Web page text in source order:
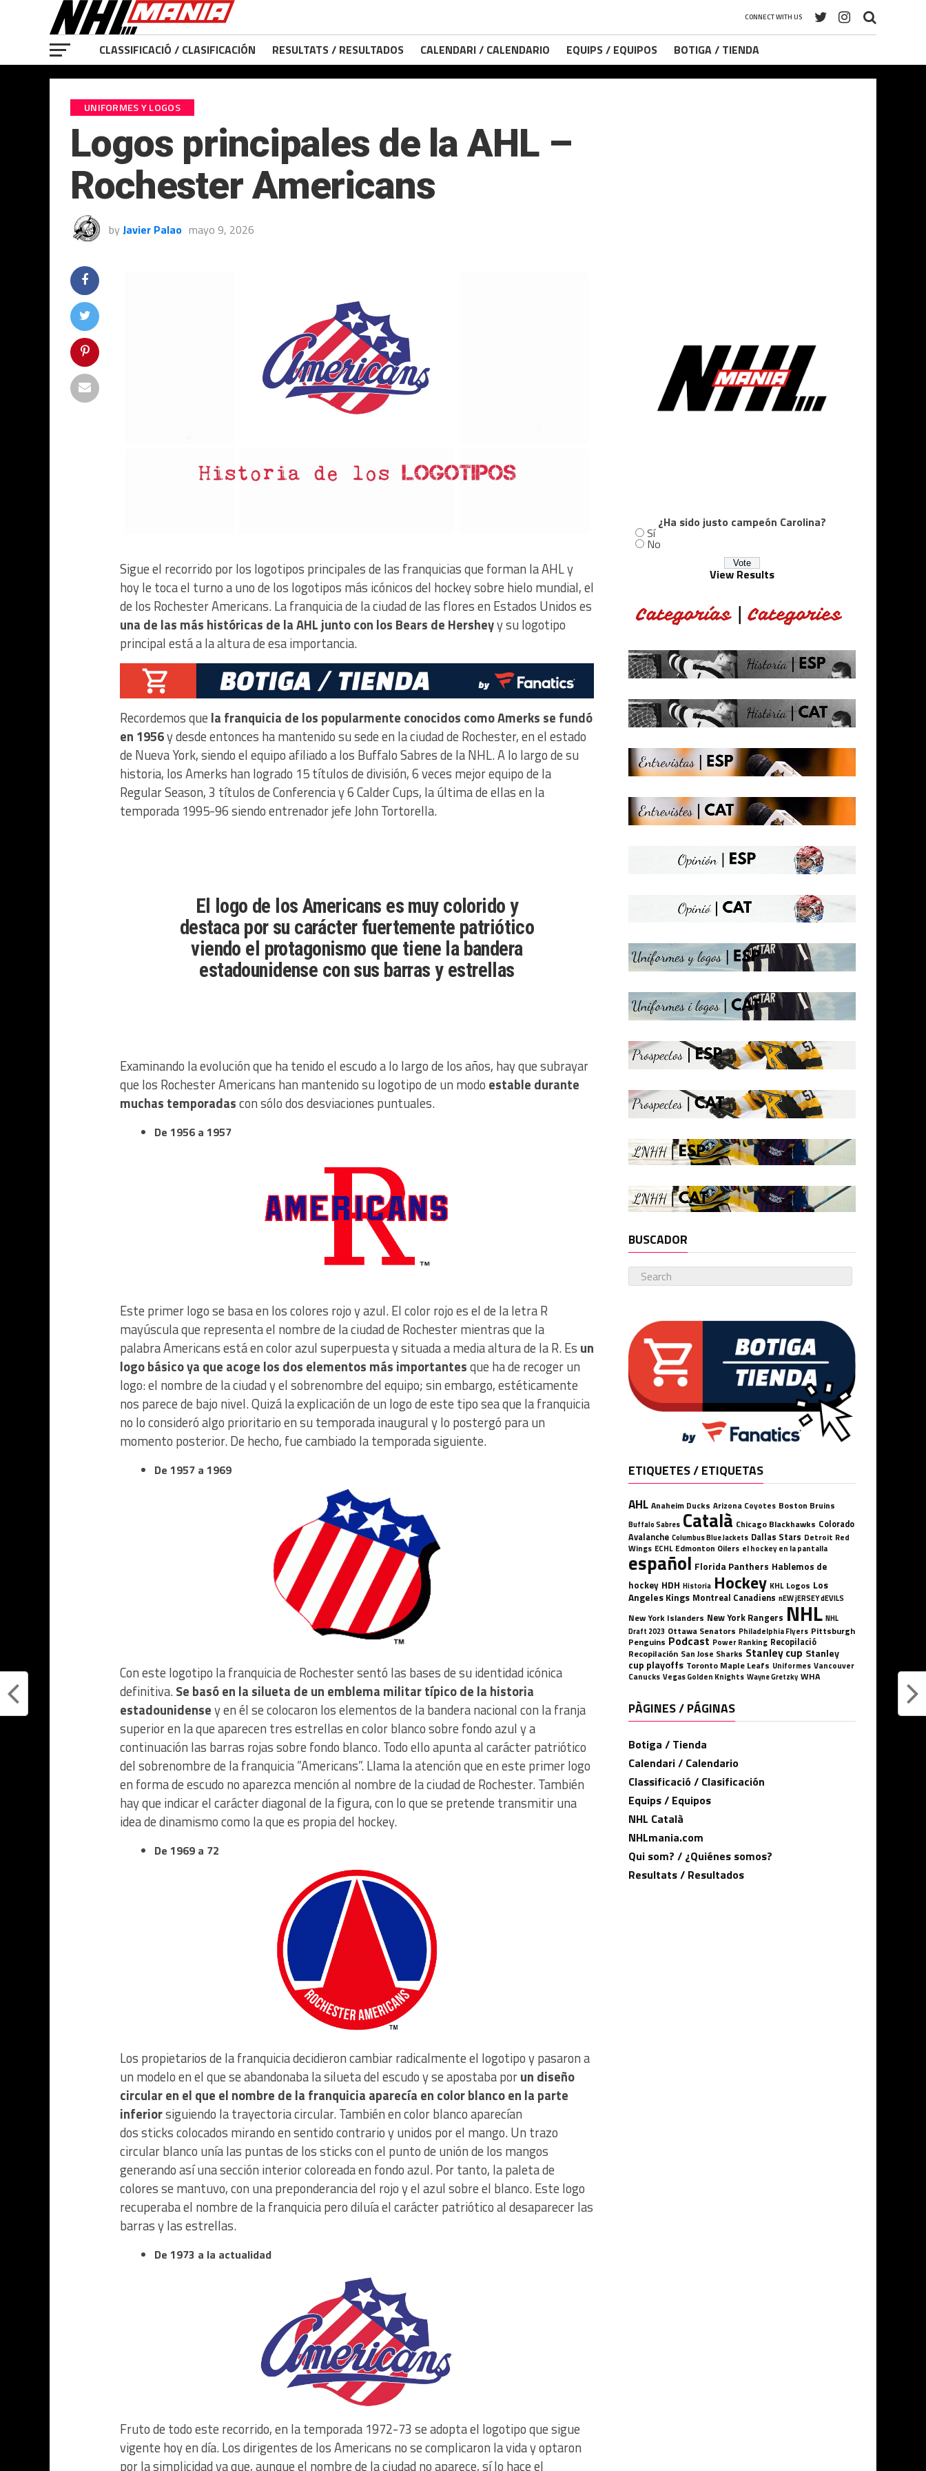
CONNECT WITH US
CLASSIFICACIÓ / CLASIFICACIÓN RESULTATS / RESULTADOS CALENDARI / CALENDARIO EQUIPS / EQUIPOS BOTIGA / TIENDA
UNIFORMES Y LOGOS
Logos principales de la AHL –
Rochester Americans
by Javier Palao mayo 9, 2026
Sigue el recorrido por los logotipos principales de las franquicias que forman la AHL y
hoy le toca el turno a uno de los logotipos más icónicos del hockey sobre hielo mundial, el
de los Rochester Americans. La franquicia de la ciudad de las flores en Estados Unidos es
una de las más históricas de la AHL junto con los Bears de Hersheyy su logotipo
principal está a la altura de esa importancia.
Recordemos que la franquicia de los popularmente conocidos como Amerks se fundó
en 1956y desde entonces ha mantenido su sede en la ciudad de Rochester, en el estado
de Nueva York, siendo el equipo afiliado a los Buffalo Sabres de la NHL. A lo largo de su
historia, los Amerks han logrado 15 títulos de división, 6 veces mejor equipo de la
Regular Season, 3 títulos de Conferencia y 6 Calder Cups, la última de ellas en la
temporada 1995-96 siendo entrenador jefe John Tortorella.
El logo de los Americans es muy colorido y
destaca por su carácter fuertemente patriótico
viendo el protagonismo que tiene la bandera
estadounidense con sus barras y estrellas
Examinando la evolución que ha tenido el escudo a lo largo de los años, hay que subrayar
que los Rochester Americans han mantenido su logotipo de un modo estable durante
muchas temporadascon sólo dos desviaciones puntuales.
De 1956 a 1957
Este primer logo se basa en los colores rojo y azul. El color rojo es el de la letra R
mayúscula que representa el nombre de la ciudad de Rochester mientras que la
palabra Americans está en color azul superpuesta y situada a media altura de la R. Es un
logo básico ya que acoge los dos elementos más importantesque ha de recoger un
logo: el nombre de la ciudad y el sobrenombre del equipo; sin embargo, estéticamente
nos parece de bajo nivel. Quizá la explicación de un logo de este tipo sea que la franquicia
no lo consideró algo prioritario en su temporada inaugural y lo postergó para un
momento posterior. De hecho, fue cambiado la temporada siguiente.
De 1957 a 1969
Con este logotipo la franquicia de Rochester sentó las bases de su identidad icónica
definitiva.Se basó en la silueta de un emblema militar típico de la historia
estadounidensey en él se colocaron los elementos de la bandera nacional con la franja
superior en la que aparecen tres estrellas en color blanco sobre fondo azul y a
continuación las barras rojas sobre fondo blanco. Todo ello apunta al carácter patriótico
del sobrenombre de la franquicia ”Americans”. Llama la atención que en este primer logo
en forma de escudo no aparezca mención al nombre de la ciudad de Rochester. También
hay que indicar el carácter diagonal de la figura, con lo que se pretende transmitir una
idea de dinamismo como la que es propia del hockey.
De 1969 a 72
Los propietarios de la franquicia decidieron cambiar radicalmente el logotipo y pasaron a
un modelo en el que se abandonaba la silueta del escudo y se apostaba porun diseño
circular en el que el nombre de la franquicia aparecía en color blanco en la parte
inferiorsiguiendo la trayectoria circular. También en color blanco aparecían
dos sticks colocados mirando en sentido contrario y unidos por el mango. Un trazo
circular blanco unía las puntas de los sticks con el punto de unión de los mangos
generando así una sección interior coloreada en fondo azul. Por tanto, la paleta de
colores se mantuvo, con una preponderancia del rojo y el azul sobre el blanco. Este logo
recuperaba el nombre de la franquicia pero diluía el carácter patriótico al desaparecer las
barras y las estrellas.
De 1973 a la actualidad
Fruto de todo este recorrido, en la temporada 1972-73 se adopta el logotipo que sigue
vigente hoy en día. Los dirigentes de los Americans no se complicaron la vida y optaron
por la simplicidad ya que, aunque el nombre de la ciudad no aparece, sí lo hace el
¿Ha sido justo campeón Carolina?
Sí
No
View Results
BUSCADOR
ETIQUETES / ETIQUETAS
AHL Anaheim Ducks Arizona Coyotes Boston Bruins
Buffalo Sabres Català Chicago Blackhawks Colorado
Avalanche Columbus Blue Jackets Dallas Stars Detroit Red
Wings ECHL Edmonton Oilers el hockey en la pantalla
español Florida Panthers Hablemos de
hockey HDH Historia Hockey KHL Logos Los
Angeles Kings Montreal Canadiens nEW jERSEY dEVILS
New York Islanders New York Rangers NHL NHL
Draft 2023 Ottawa Senators Philadelphia Flyers Pittsburgh
Penguins Podcast Power Ranking Recopilació
Recopilación San Jose Sharks Stanley cup Stanley
cup playoffs Toronto Maple Leafs Uniformes Vancouver
Canucks Vegas Golden Knights Wayne Gretzky WHA
PÀGINES / PÁGINAS
Botiga / Tienda
Calendari / Calendario
Classificació / Clasificación
Equips / Equipos
NHL Català
NHLmania.com
Qui som? / ¿Quiénes somos?
Resultats / Resultados